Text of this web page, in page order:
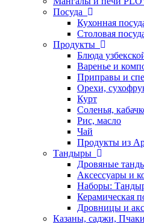
Посуда
Кухонная
Столовая
Продукты
Блюда
Варенье и
Приправы и
Орехи,
Курт
Соленья,
Рис, масло
Чай
Продукты из
Тандыры
Дровяные
Аксессуары и
Наборы:
Керамическая
Дровницы и
Казаны, саджи,